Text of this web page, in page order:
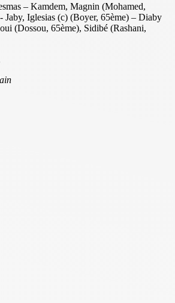
– Kamdem, Magnin (Mohamed,
Jaby, Iglesias (c) (Boyer, 65ème) – Diaby
(Dossou, 65ème), Sidibé (Rashani,